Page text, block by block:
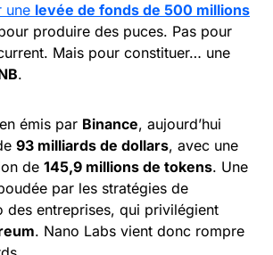
une levée de fonds de 500 millions
produire des puces. Pas pour
Mais pour constituer… une
.
émis par Binance, aujourd’hui
93 milliards de dollars, avec une
de 145,9 millions de tokens. Une
par les stratégies de
des entreprises, qui privilégient
. Nano Labs vient donc rompre